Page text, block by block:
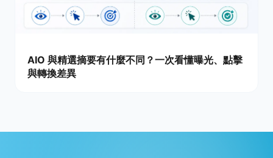
AIO 與精選摘要有什麼不同？一次看懂曝光、點擊
與轉換差異